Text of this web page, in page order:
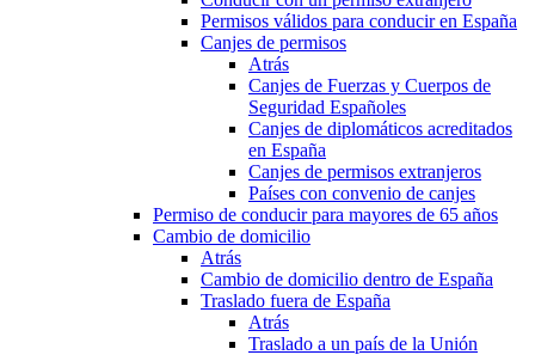
Permisos válidos para conducir en España
Canjes de permisos
Atrás
Canjes de Fuerzas y Cuerpos de
Seguridad Españoles
Canjes de diplomáticos acreditados
en España
Canjes de permisos extranjeros
Países con convenio de canjes
Permiso de conducir para mayores de 65 años
Cambio de domicilio
Atrás
Cambio de domicilio dentro de España
Traslado fuera de España
Atrás
Traslado a un país de la Unión